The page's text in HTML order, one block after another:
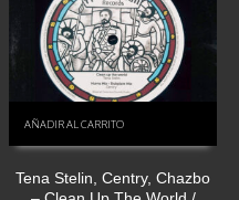
AÑADIR AL CARRITO
Tena Stelin, Centry, Chazbo